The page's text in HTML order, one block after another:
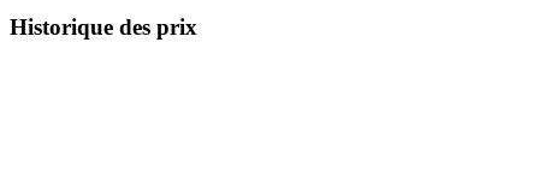
Historique des prix